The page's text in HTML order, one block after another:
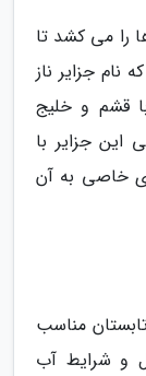
را می کشد تا
نام جزایر ناز
قشم و خلیج
جزایر با
خاصی به آن
مناسب
و شرایط آب